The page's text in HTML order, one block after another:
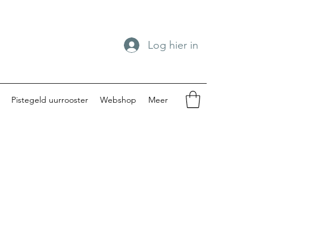
Log hier in
Pistegeld uurrooster Webshop Meer